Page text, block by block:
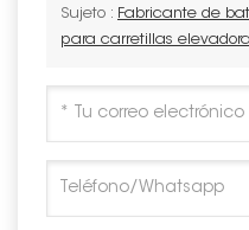
Sujeto : Fabricante de
para carretillas